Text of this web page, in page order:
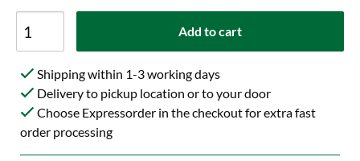
Add to cart
Shipping within 1-3 working days
Delivery to pickup location or to your door
Choose Expressorder in the checkout for extra fast
order processing